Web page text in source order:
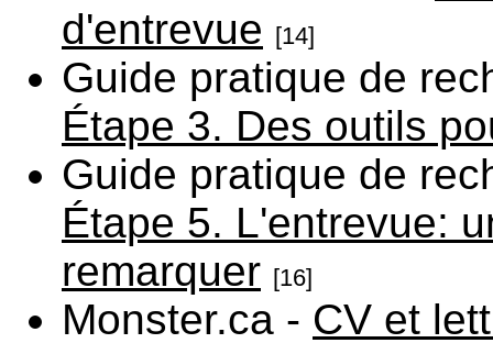
d'entrevue
[14]
Guide pratique de
Étape 3. Des outils
Guide pratique de
Étape 5. L'entrevue:
remarquer [16]
Monster.ca - CV et